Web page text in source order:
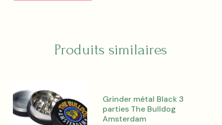
v
e
Produits similaires
Grinder métal Black 3
parties The Bulldog
Amsterdam